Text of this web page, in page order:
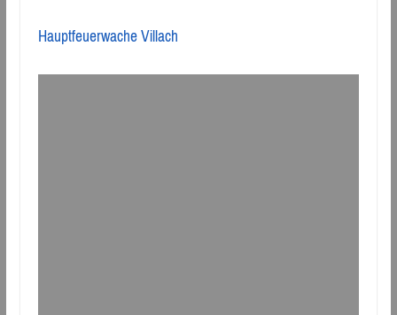
Hauptfeuerwache Villach